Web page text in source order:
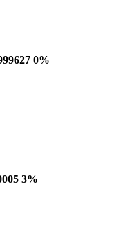
0%
3%